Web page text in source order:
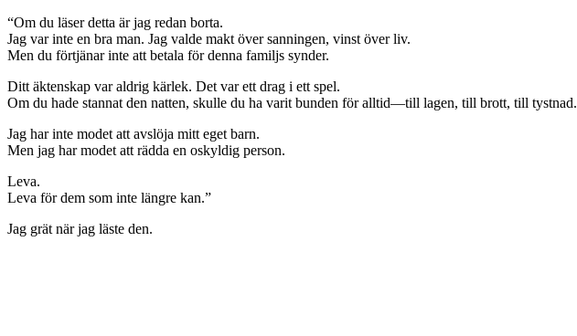
“Om du läser detta är jag redan borta.
Jag var inte en bra man. Jag valde makt över sanningen, vinst över liv.
Men du förtjänar inte att betala för denna familjs synder.
Ditt äktenskap var aldrig kärlek. Det var ett drag i ett spel.
Om du hade stannat den natten, skulle du ha varit bunden för alltid—till lagen, till brott, till tystnad.
Jag har inte modet att avslöja mitt eget barn.
Men jag har modet att rädda en oskyldig person.
Leva.
Leva för dem som inte längre kan.”
Jag grät när jag läste den.